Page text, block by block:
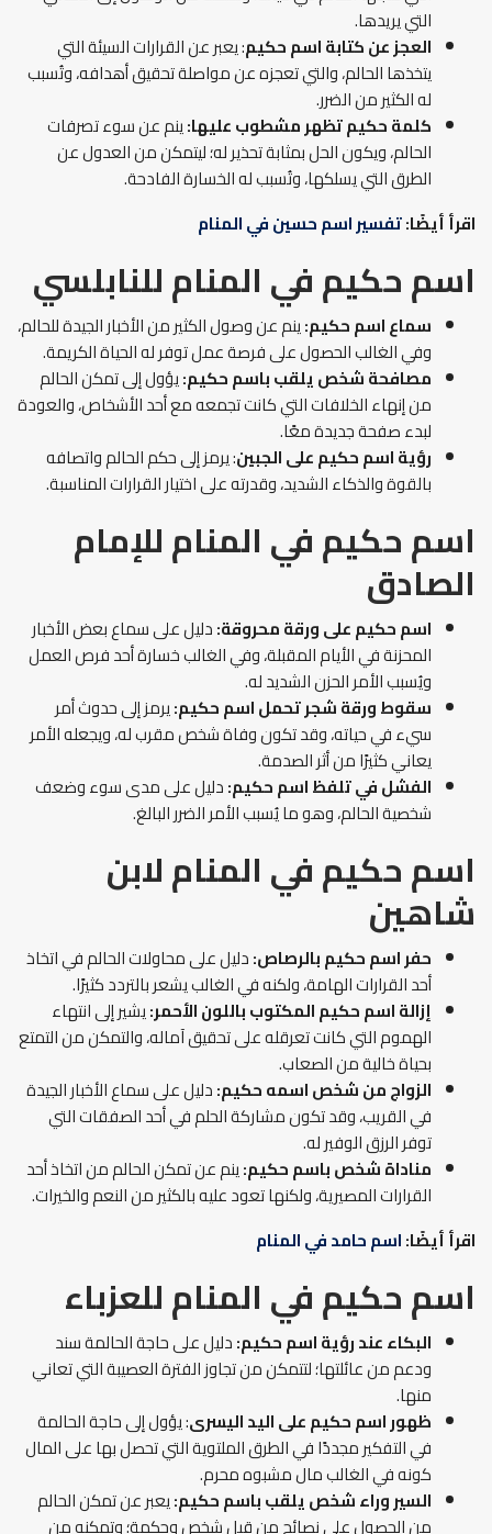
التي يريدها.
العجز عن كتابة اسم حكيم: يعبر عن القرارات السيئة التي
يتخذها الحالم، والتي تعجزه عن مواصلة تحقيق أهدافه، وتُسبب
له الكثير من الضرر.
كلمة حكيم تظهر مشطوب عليها:ينم عن سوء تصرفات
الحالم، ويكون الحل بمثابة تحذير له؛ ليتمكن من العدول عن
الطرق التي يسلكها، وتُسبب له الخسارة الفادحة.
اقرأ أيضًا:تفسير اسم حسين في المنام
اسم حكيم في المنامللنابلسي
سماع اسم حكيم:ينم عن وصول الكثير من الأخبار الجيدة للحالم،
وفي الغالب الحصول على فرصة عمل توفر له الحياة الكريمة.
مصافحة شخص يلقب باسم حكيم:يؤول إلى تمكن الحالم
من إنهاء الخلافات التي كانت تجمعه مع أحد الأشخاص، والعودة
لبدء صفحة جديدة معًا.
رؤية اسم حكيم على الجبين: يرمز إلى حكم الحالم واتصافه
بالقوة والذكاء الشديد، وقدرته على اختيار القرارات المناسبة.
اسم حكيم في المنامللإمام
الصادق
اسم حكيم على ورقة محروقة:دليل على سماع بعض الأخبار
المحزنة في الأيام المقبلة، وفي الغالب خسارة أحد فرص العمل
ويُسبب الأمر الحزن الشديد له.
سقوط ورقة شجر تحمل اسم حكيم:يرمز إلى حدوث أمر
سيء في حياته، وقد تكون وفاة شخص مقرب له، ويجعله الأمر
يعاني كثيرًا من أثر الصدمة.
الفشل في تلفظ اسم حكيم:دليل على مدى سوء وضعف
شخصية الحالم، وهو ما يُسبب الأمر الضرر البالغ.
اسم حكيم في المناملابن
شاهين
حفر اسم حكيم بالرصاص:دليل على محاولات الحالم في اتخاذ
أحد القرارات الهامة، ولكنه في الغالب يشعر بالتردد كثيرًا.
إزالة اسم حكيم المكتوب باللون الأحمر:يشير إلى انتهاء
الهموم التي كانت تعرقله على تحقيق آماله، والتمكن من التمتع
بحياة خالية من الصعاب.
الزواج من شخص اسمه حكيم:دليل على سماع الأخبار الجيدة
في القريب، وقد تكون مشاركة الحلم في أحد الصفقات التي
توفر الرزق الوفير له.
مناداة شخص باسم حكيم:ينم عن تمكن الحالم من اتخاذ أحد
القرارات المصيرية، ولكنها تعود عليه بالكثير من النعم والخيرات.
اقرأ أيضًا:اسم حامد في المنام
اسم حكيم في المنامللعزباء
البكاء عند رؤية اسم حكيم:دليل على حاجة الحالمة سند
ودعم من عائلتها؛ لتتمكن من تجاوز الفترة العصيبة التي تعاني
منها.
ظهور اسم حكيم على اليد اليسرى: يؤول إلى حاجة الحالمة
في التفكير مجددًا في الطرق الملتوية التي تحصل بها على المال
كونه في الغالب مال مشبوه محرم.
السير وراء شخص يلقب باسم حكيم:يعبر عن تمكن الحالم
من الحصول على نصائح من قبل شخص وحكمة؛ وتمكنه من